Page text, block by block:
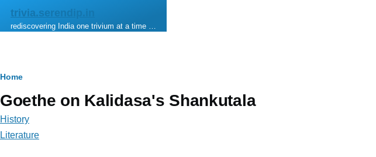
Skip to main content
trivia.serendip.in
rediscovering India one trivium at a time …
Breadcrumb
Home
Goethe on Kalidasa's Shankutala
History
Literature